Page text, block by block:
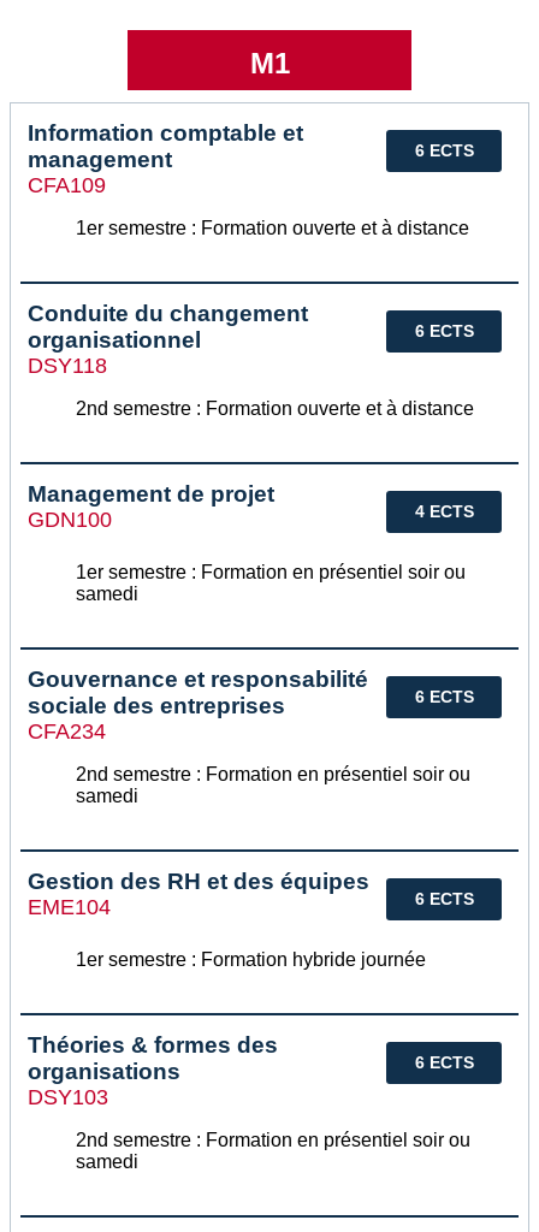
M1
6 ECTS
Information comptable et
management
CFA109
1er semestre : Formation ouverte et à distance
6 ECTS
Conduite du changement
organisationnel
DSY118
2nd semestre : Formation ouverte et à distance
4 ECTS
Management de projet
GDN100
1er semestre : Formation en présentiel soir ou
samedi
6 ECTS
Gouvernance et responsabilité
sociale des entreprises
CFA234
2nd semestre : Formation en présentiel soir ou
samedi
6 ECTS
Gestion des RH et des équipes
EME104
1er semestre : Formation hybride journée
6 ECTS
Théories & formes des
organisations
DSY103
2nd semestre : Formation en présentiel soir ou
samedi